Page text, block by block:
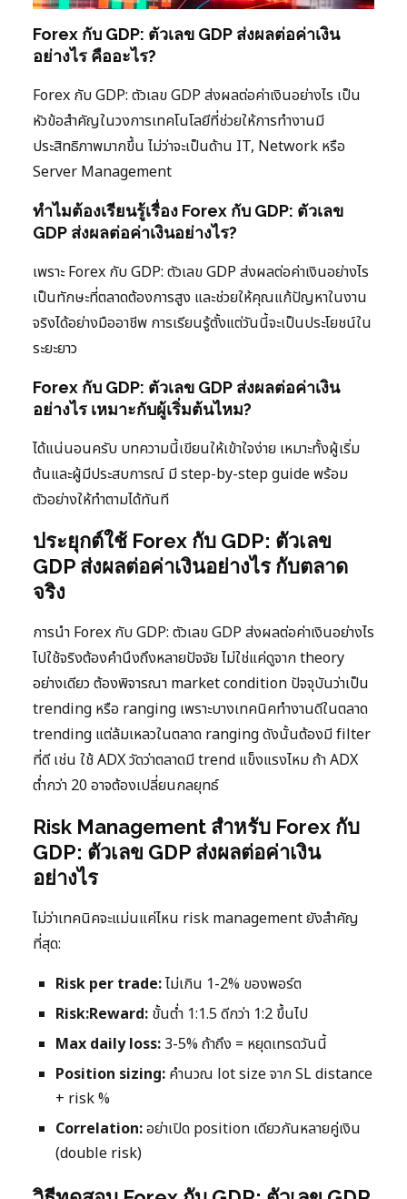
Forex กับ GDP: ตัวเลข GDP ส่งผลต่อค่าเงิน
อย่างไร คืออะไร?
Forex กับ GDP: ตัวเลข GDP ส่งผลต่อค่าเงินอย่างไร เป็น
หัวข้อสำคัญในวงการเทคโนโลยีที่ช่วยให้การทำงานมี
ประสิทธิภาพมากขึ้น ไม่ว่าจะเป็นด้าน IT, Network หรือ
Server Management
ทำไมต้องเรียนรู้เรื่อง Forex กับ GDP: ตัวเลข
GDP ส่งผลต่อค่าเงินอย่างไร?
เพราะ Forex กับ GDP: ตัวเลข GDP ส่งผลต่อค่าเงินอย่างไร
เป็นทักษะที่ตลาดต้องการสูง และช่วยให้คุณแก้ปัญหาในงาน
จริงได้อย่างมืออาชีพ การเรียนรู้ตั้งแต่วันนี้จะเป็นประโยชน์ใน
ระยะยาว
Forex กับ GDP: ตัวเลข GDP ส่งผลต่อค่าเงิน
อย่างไร เหมาะกับผู้เริ่มต้นไหม?
ได้แน่นอนครับ บทความนี้เขียนให้เข้าใจง่าย เหมาะทั้งผู้เริ่ม
ต้นและผู้มีประสบการณ์ มี step-by-step guide พร้อม
ตัวอย่างให้ทำตามได้ทันที
ประยุกต์ใช้ Forex กับ GDP: ตัวเลข
GDP ส่งผลต่อค่าเงินอย่างไร กับตลาด
จริง
การนำ Forex กับ GDP: ตัวเลข GDP ส่งผลต่อค่าเงินอย่างไร
ไปใช้จริงต้องคำนึงถึงหลายปัจจัย ไม่ใช่แค่ดูจาก theory
อย่างเดียว ต้องพิจารณา market condition ปัจจุบันว่าเป็น
trending หรือ ranging เพราะบางเทคนิคทำงานดีในตลาด
trending แต่ล้มเหลวในตลาด ranging ดังนั้นต้องมี filter
ที่ดี เช่น ใช้ ADX วัดว่าตลาดมี trend แข็งแรงไหม ถ้า ADX
ต่ำกว่า 20 อาจต้องเปลี่ยนกลยุทธ์
Risk Management สำหรับ Forex กับ
GDP: ตัวเลข GDP ส่งผลต่อค่าเงิน
อย่างไร
ไม่ว่าเทคนิคจะแม่นแค่ไหน risk management ยังสำคัญ
ที่สุด:
Risk per trade:ไม่เกิน 1-2% ของพอร์ต
Risk:Reward: ขั้นต่ำ 1:1.5 ดีกว่า 1:2 ขึ้นไป
Max daily loss: 3-5% ถ้าถึง = หยุดเทรดวันนี้
Position sizing: คำนวณ lot size จาก SL distance
+ risk %
Correlation:อย่าเปิด position เดียวกันหลายคู่เงิน
(double risk)